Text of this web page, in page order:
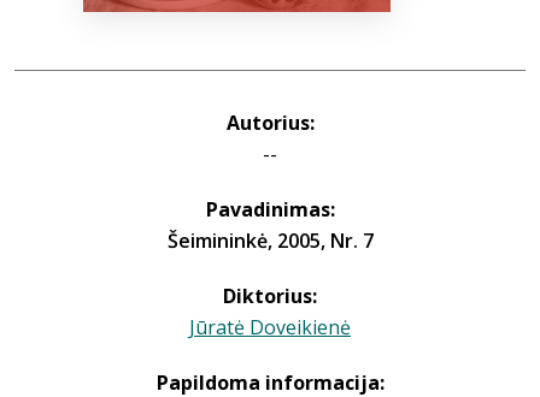
Autorius:
--
Pavadinimas:
Šeimininkė, 2005, Nr. 7
Diktorius:
Jūratė Doveikienė
Papildoma informacija: